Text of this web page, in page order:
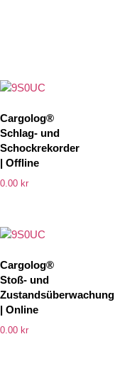
Cargolog®
Schlag- und
Schockrekorder
| Offline
0.00 kr
Cargolog®
Stoß- und
Zustandsüberwachung
| Online
0.00 kr